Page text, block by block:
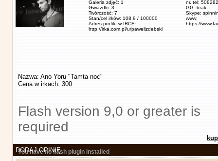
Galeria zdjęć: 1
Gwiazdki: 3
Twórczość: 7
Stan/cel irków: 108,9 / 100000
Adres profilu w IRCE:
http://irka.com.pl/u/pawelizdebski
nr. tel:
GG: brak
Skype:
www:
https://
Nazwa: Ano Yoru "Tamta noc"
Cena w irkach: 300
Flash version 9,0 or greater is
required
You have no flash plugin installed
DODAJ OPINIĘ